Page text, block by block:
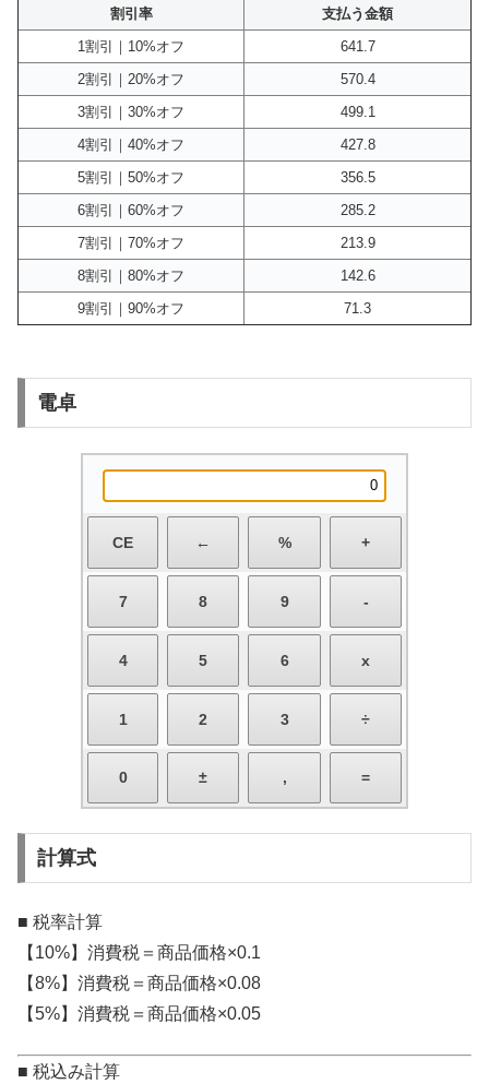
割引率
支払う金額
1割引｜10%オフ
641.7
2割引｜20%オフ
570.4
3割引｜30%オフ
499.1
4割引｜40%オフ
427.8
5割引｜50%オフ
356.5
6割引｜60%オフ
285.2
7割引｜70%オフ
213.9
8割引｜80%オフ
142.6
9割引｜90%オフ
71.3
電卓
計算式
■ 税率計算
【10%】消費税＝商品価格×0.1
【8%】消費税＝商品価格×0.08
【5%】消費税＝商品価格×0.05
■ 税込み計算